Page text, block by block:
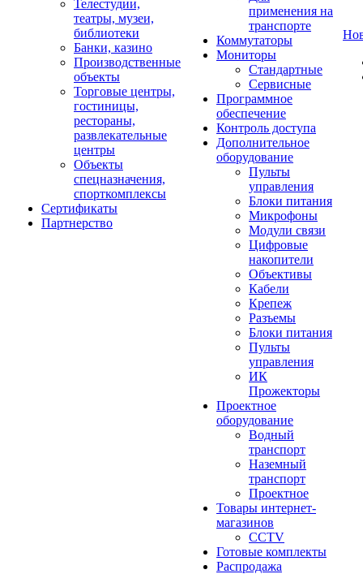
Телестудии,
театры, музеи,
библиотеки
Банки, казино
Производственные
объекты
Торговые центры,
гостиницы,
рестораны,
развлекательные
центры
Объекты
спецназначения,
спорткомплексы
Сертификаты
Партнерство
применения на
транспорте
Коммутаторы
Мониторы
Стандартные
Сервисные
Программное
обеспечение
Контроль доступа
Дополнительное
оборудование
Пульты
управления
Блоки питания
Микрофоны
Модули связи
Цифровые
накопители
Объективы
Кабели
Крепеж
Разъемы
Блоки питания
Пульты
управления
ИК
Прожекторы
Проектное
оборудование
Водный
транспорт
Наземный
транспорт
Проектное
Товары интернет-
магазинов
CCTV
Готовые комплекты
Распродажа